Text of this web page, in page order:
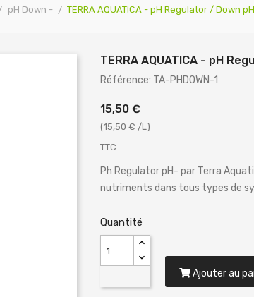
pH Down - TERRA AQUATICA - pH Regulator / Down
TERRA AQUATICA - pH
Référence: TA-PHDOWN-1
15,50 €
(15,50 € /L)
TTC
Ph Regulator pH- par Terra
nutriments dans tous types de
Quantité
Ajouter au